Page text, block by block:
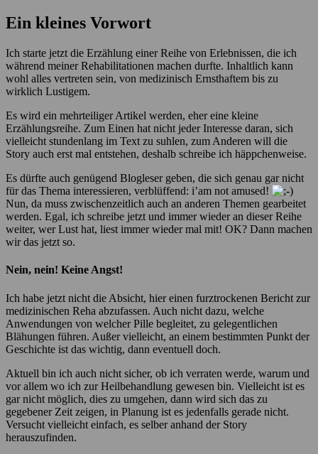
Ein kleines Vorwort
Ich starte jetzt die Erzählung einer Reihe von Erlebnissen, die ich
während meiner Rehabilitationen machen durfte. Inhaltlich kann
wohl alles vertreten sein, von medizinisch Ernsthaftem bis zu
wirklich Lustigem.
Es wird ein mehrteiliger Artikel werden, eher eine kleine
Erzählungsreihe. Zum Einen hat nicht jeder Interesse daran, sich
vielleicht stundenlang im Text zu suhlen, zum Anderen will die
Story auch erst mal entstehen, deshalb schreibe ich häppchenweise.
Es dürfte auch genügend Blogleser geben, die sich genau gar nicht
für das Thema interessieren, verblüffend: i’am not amused!
Nun, da muss zwischenzeitlich auch an anderen Themen gearbeitet
werden. Egal, ich schreibe jetzt und immer wieder an dieser Reihe
weiter, wer Lust hat, liest immer wieder mal mit! OK? Dann machen
wir das jetzt so.
Nein, nein! Keine Angst!
Ich habe jetzt nicht die Absicht, hier einen furztrockenen Bericht zur
medizinischen Reha abzufassen. Auch nicht dazu, welche
Anwendungen von welcher Pille begleitet, zu gelegentlichen
Blähungen führen. Außer vielleicht, an einem bestimmten Punkt der
Geschichte ist das wichtig, dann eventuell doch.
Aktuell bin ich auch nicht sicher, ob ich verraten werde, warum und
vor allem wo ich zur Heilbehandlung gewesen bin. Vielleicht ist es
gar nicht möglich, dies zu umgehen, dann wird sich das zu
gegebener Zeit zeigen, in Planung ist es jedenfalls gerade nicht.
Versucht vielleicht einfach, es selber anhand der Story
herauszufinden.